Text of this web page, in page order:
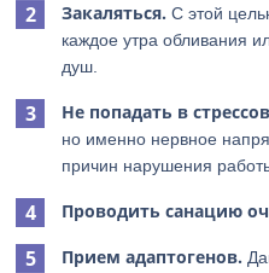
Закаляться. С этой
каждое утра обливания
душ.
Не попадать в
но именно нервное
причин нарушения
Проводить санацию
Прием адаптогенов.